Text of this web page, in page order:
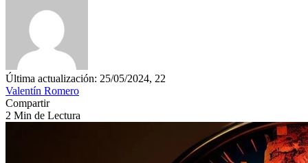
Última actualización: 25/05/2024, 22
Valentín Romero
Compartir
2 Min de Lectura